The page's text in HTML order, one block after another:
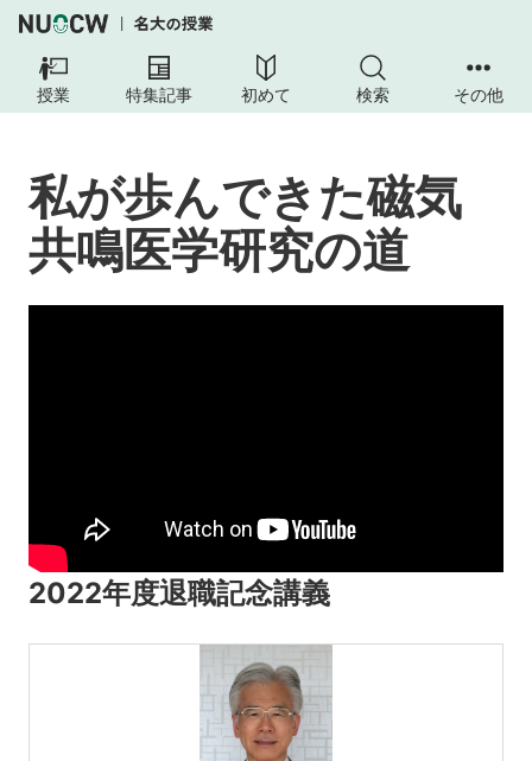
授業 特集記事 初めて 検索 その他
私が歩んできた磁気
共鳴医学研究の道
2022年度退職記念講義